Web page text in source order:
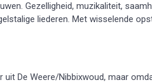
Gezelligheid, muzikaliteit,
liederen. Met wisselende
uit De Weere/Nibbixwoud, maar